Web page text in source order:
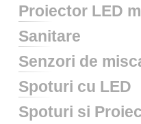
Proiector LED
Sanitare
Senzori de
Spoturi cu LED
Spoturi si